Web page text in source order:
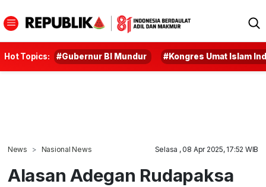
Hot Topics: #Gubernur BI Mundur #Kongres Umat Islam
News Nasional News Selasa , 08 Apr 2025, 17:52 WIB
Alasan Adegan Rudapaksa